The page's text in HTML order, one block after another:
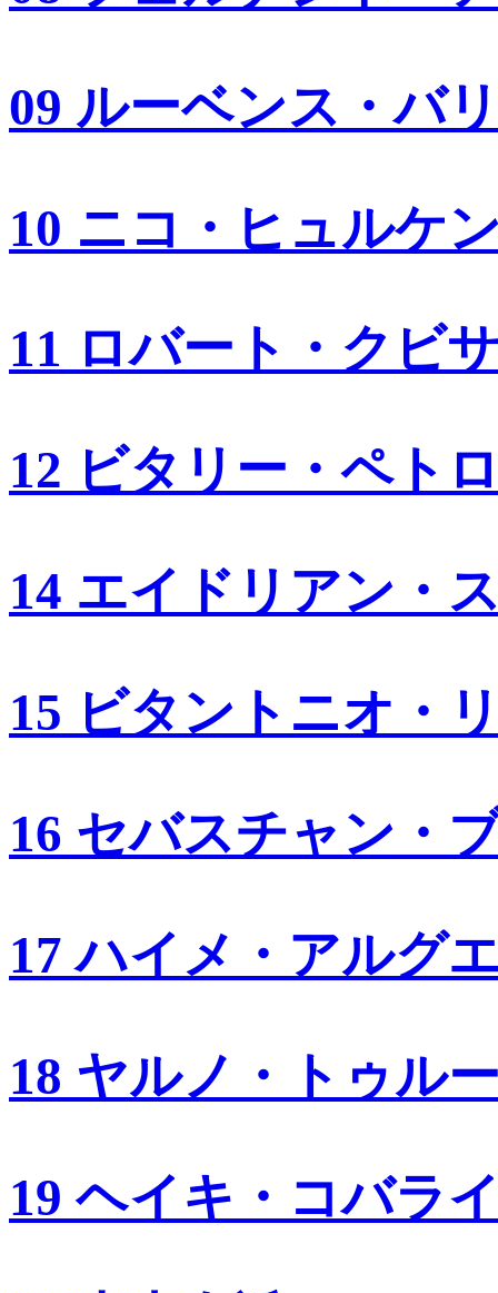
09 ルーベンス・バ
10 ニコ・ヒュルケ
11 ロバート・クビ
12 ビタリー・ペト
14 エイドリアン・
15 ビタントニオ・
16 セバスチャン・
17 ハイメ・アルグ
18 ヤルノ・トゥル
19 ヘイキ・コバラ